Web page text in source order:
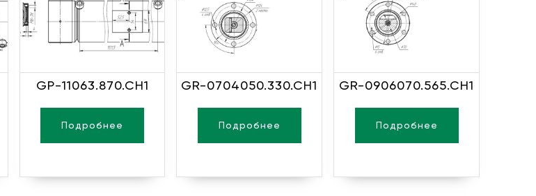
GP-11063.870.CH1
Подробнее
GR-0704050.330.CH1
Подробнее
GR-0906070.565.CH1
Подробнее